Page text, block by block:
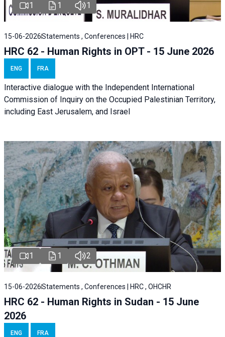
1 1 1
15-06-2026Statements , Conferences | HRC
HRC 62 - Human Rights in OPT - 15 June 2026
ENG FRA
Interactive dialogue with the Independent International
Commission of Inquiry on the Occupied Palestinian Territory,
including East Jerusalem, and Israel
1 1 2
15-06-2026Statements , Conferences | HRC , OHCHR
HRC 62 - Human Rights in Sudan - 15 June
2026
ENG FRA